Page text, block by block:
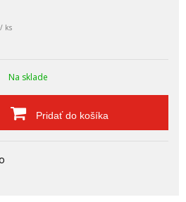
ks
Na sklade
Pridať do košíka